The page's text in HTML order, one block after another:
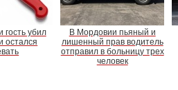
гость убил
остался
В Мордовии пьяный и
лишенный прав водитель
отправил в больницу трех
человек